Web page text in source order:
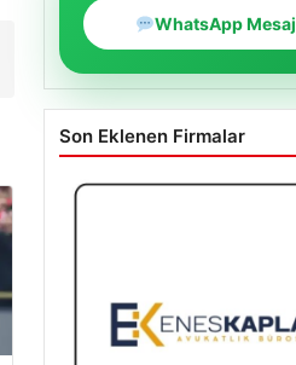
WhatsApp Mesaj
Son Eklenen Firmalar